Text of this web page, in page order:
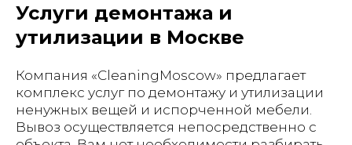
Услуги демонтажа и
утилизации в Москве
Компания «CleaningMoscow» предлагает
комплекс услуг по демонтажу и утилизации
ненужных вещей и испорченной мебели.
Вывоз осуществляется непосредственно с